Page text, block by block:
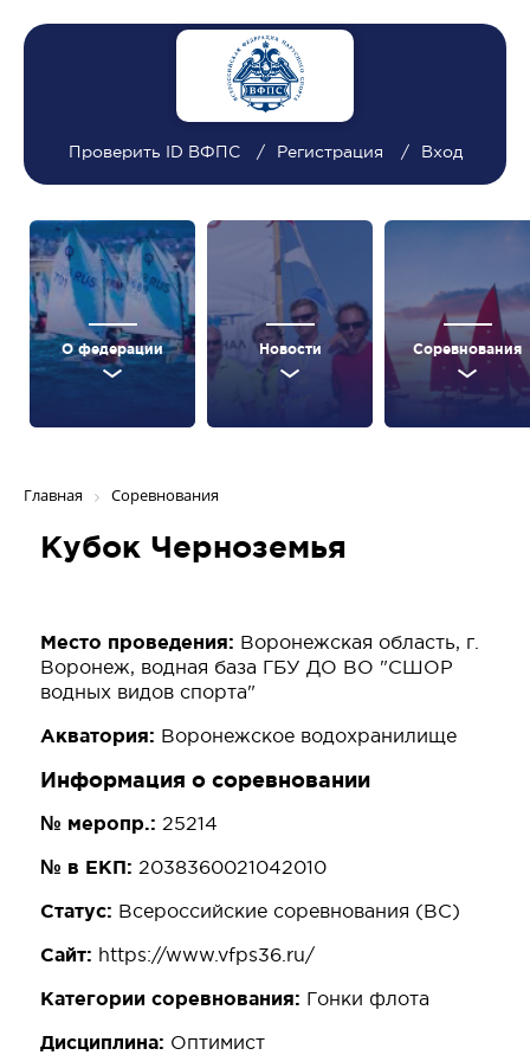
Проверить ID ВФПС Регистрация Вход
О федерации Новости Соревнования
Главная Соревнования
Кубок Черноземья
Место проведения: Воронежская область, г.
Воронеж, водная база ГБУ ДО ВО "СШОР
водных видов спорта"
Акватория: Воронежское водохранилище
Информация о соревновании
№ меропр.: 25214
№ в ЕКП: 2038360021042010
Статус: Всероссийские соревнования (ВС)
Сайт: https://www.vfps36.ru/
Категории соревнования: Гонки флота
Дисциплина: Оптимист